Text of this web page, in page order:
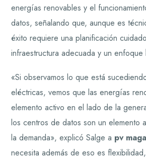
energías renovables y el
datos, señalando que, aunque es
éxito requiere una planificación
infraestructura adecuada y un enfoque
«Si observamos lo que está
eléctricas, vemos que las energías
elemento activo en el lado de la
los centros de datos son un elemento
la demanda», explicó Salge a pv
necesita además de eso es